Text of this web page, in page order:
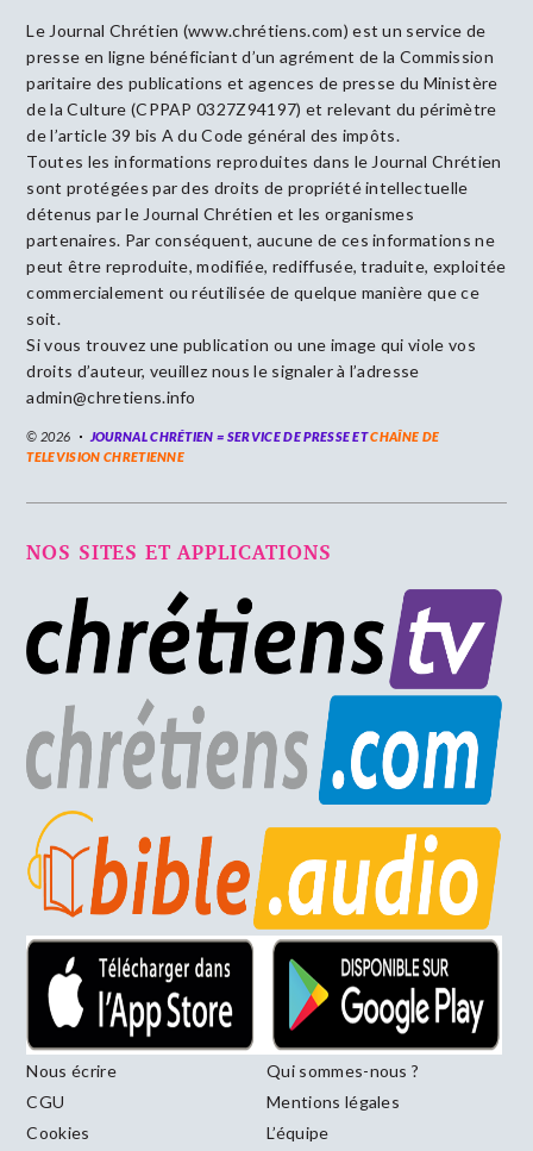
Le Journal Chrétien (www.chrétiens.com) est un service de
presse en ligne bénéficiant d’un agrément de la Commission
paritaire des publications et agences de presse du Ministère
de la Culture (CPPAP 0327Z94197) et relevant du périmètre
de l’article 39 bis A du Code général des impôts.
Toutes les informations reproduites dans le Journal Chrétien
sont protégées par des droits de propriété intellectuelle
détenus par le Journal Chrétien et les organismes
partenaires. Par conséquent, aucune de ces informations ne
peut être reproduite, modifiée, rediffusée, traduite, exploitée
commercialement ou réutilisée de quelque manière que ce
soit.
Si vous trouvez une publication ou une image qui viole vos
droits d’auteur, veuillez nous le signaler à l’adresse
admin@chretiens.info
© 2026 JOURNAL CHRÉTIEN = SERVICE DE PRESSE ETCHAÎNE DE
TELEVISION CHRETIENNE
NOS SITES ET APPLICATIONS
Nous écrire
Qui sommes-nous ?
CGU
Mentions légales
Cookies
L’équipe